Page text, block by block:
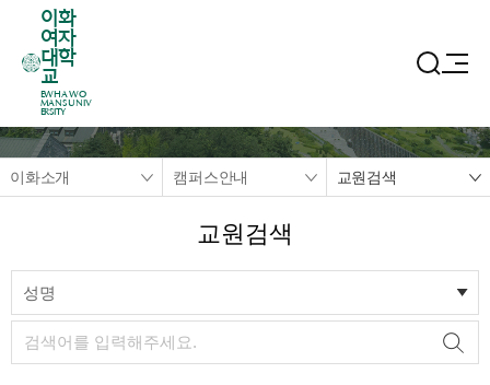
이화
여자
대학
교
EWHA WO
MANS UNIV
ERSITY
이화소개 캠퍼스안내 교원검색
교원검색
성명